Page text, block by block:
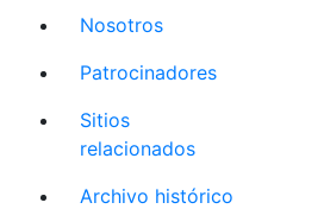
Nosotros
Patrocinadores
Sitios
relacionados
Archivo histórico